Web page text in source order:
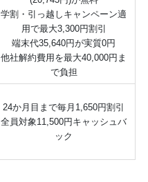
学割・引っ越しキャンペーン適
用で最大3,300円割引
端末代35,640円が実質0円
他社解約費用を最大40,000円ま
で負担
24か月目まで毎月1,650円割引
全員対象11,500円キャッシュバ
ック